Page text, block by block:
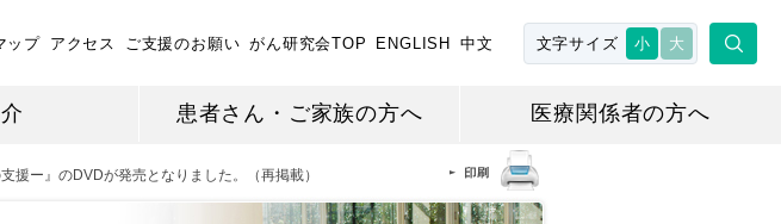
ップ アクセス ご支援のお願い がん研究会TOP ENGLISH 中文 文字サイズ 小 大
患者さん・ご家族の方へ 医療関係者の方へ
援ー』のDVDが発売となりました。（再掲載）